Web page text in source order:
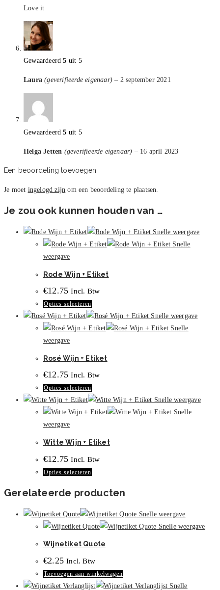
Love it
Gewaardeerd5 uit 5
Laura(geverifieerde eigenaar) – 2 september 2021
Gewaardeerd5 uit 5
Helga Jetten (geverifieerde eigenaar) – 16 april 2023
Een beoordeling toevoegen
Je moet ingelogd zijn om een beoordeling te plaatsen.
Je zou ook kunnen houden van …
Snelle weergave
Snelle
weergave
Rode Wijn + Etiket
€12.75 Incl. Btw
Opties selecteren
product
heeft
optie
gekozen
worden
de
Snelle weergave
Snelle
weergave
Rosé Wijn + Etiket
€12.75 Incl. Btw
Opties selecteren
product
heeft
optie
worden
op
Snelle weergave
Snelle
weergave
Witte Wijn + Etiket
€12.75 Incl. Btw
Opties selecteren
heeft
variaties.
optie
gekozen
worden
Gerelateerde producten
Snelle weergave
Snelle weergave
Wijnetiket Quote
€2.25 Incl. Btw
Toevoegen aan winkelwagen
Snelle